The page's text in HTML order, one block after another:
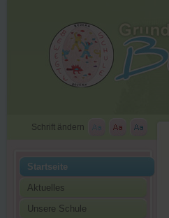
Schrift ändern
Startseite
Aktuelles
Unsere Schule